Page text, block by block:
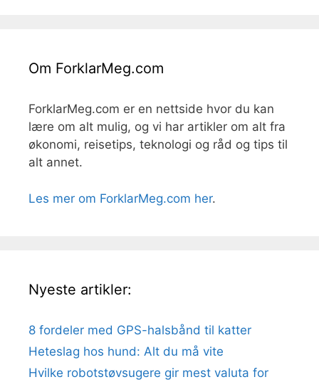
Om ForklarMeg.com
ForklarMeg.com er en nettside hvor du kan
lære om alt mulig, og vi har artikler om alt fra
økonomi, reisetips, teknologi og råd og tips til
alt annet.
Les mer om ForklarMeg.com her.
Nyeste artikler:
8 fordeler med GPS-halsbånd til katter
Heteslag hos hund: Alt du må vite
Hvilke robotstøvsugere gir mest valuta for